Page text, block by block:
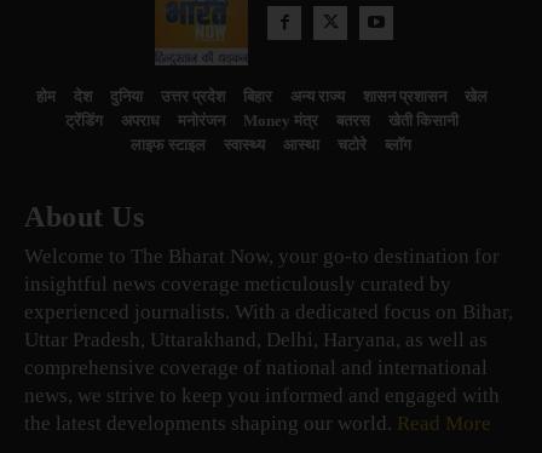
होम देश दुनिया उत्तर प्रदेश बिहार अन्य राज्य शासन प्रशासन
खेल
ट्रेंडिंग
अपराध मनोरंजन Money मंत्र बतरस
खेती किसानी
लाइफ स्टाइल
स्वास्थ्य आस्था चटोरे ब्लॉग
About Us
Welcome to The Bharat Now, your go-to destination for
insightful news coverage meticulously curated by
experienced journalists. With a dedicated focus on Bihar,
Uttar Pradesh, Uttarakhand, Delhi, Haryana, as well as
comprehensive coverage of national and international
news, we strive to keep you informed and engaged with
the latest developments shaping our world. Read More